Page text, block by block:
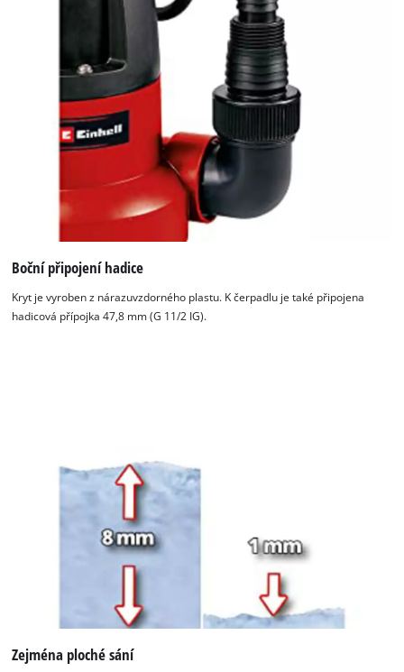
Boční připojení hadice
Kryt je vyroben z nárazuvzdorného plastu. K čerpadlu je také připojena
hadicová přípojka 47,8 mm (G 11/2 IG).
Zejména ploché sání